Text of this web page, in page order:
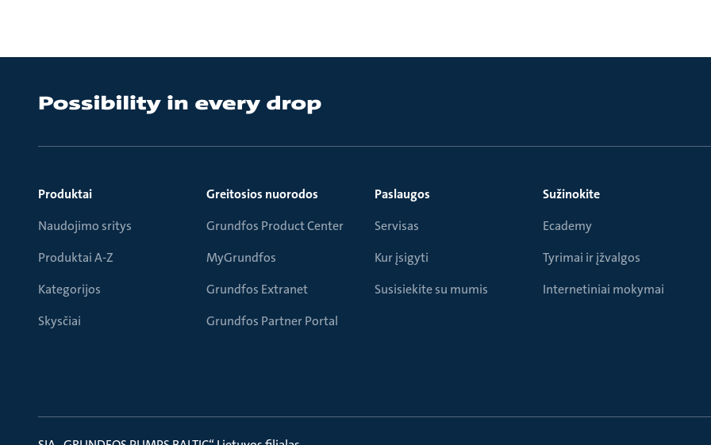
Produktai
Naudojimo sritys
Produktai A-Z
Kategorijos
Skysčiai
Greitosios nuorodos
Grundfos Product Center
MyGrundfos
Grundfos Extranet
Grundfos Partner Portal
Paslaugos
Servisas
Kur įsigyti
Susisiekite su mumis
Sužinokite
Ecademy
Tyrimai ir įžvalgos
Internetiniai mokymai